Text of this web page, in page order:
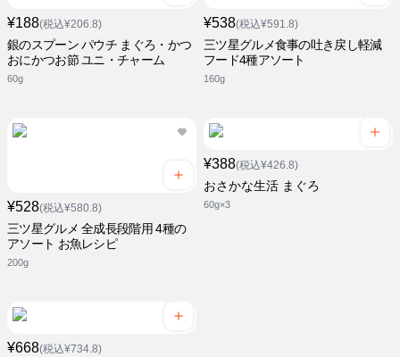
¥188(税込¥206.8)
銀のスプーン パウチ まぐろ・かつ
おにかつお節 ユニ・チャーム
60g
¥538(税込¥591.8)
三ツ星グルメ食事の吐き戻し軽減
フード4種アソート
160g
¥528(税込¥580.8)
三ツ星グルメ 全成長段階用 4種の
アソート お魚レシピ
200g
¥388(税込¥426.8)
おさかな生活 まぐろ
60g×3
¥668(税込¥734.8)